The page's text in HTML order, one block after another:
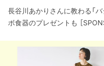
長谷川あかりさんに教わる「
ボ食器のプレゼントも ［